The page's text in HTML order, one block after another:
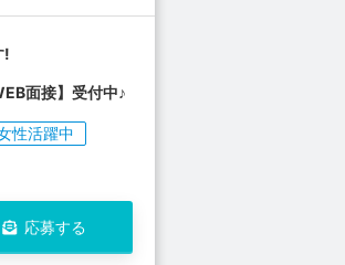
!
面接】受付中♪
性活躍中
応募する